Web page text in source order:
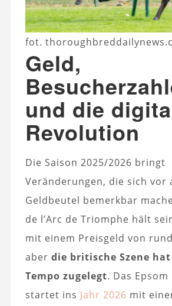
fot.
Geld,
und die
Revolution
Die Saison 2025/2026 bringt
Veränderungen, die sich vor
Geldbeutel bemerkbar
de l’Arc de Triomphe hält
mit einem Preisgeld von
aber die britische Szene
Tempo zugelegt. Das
startet ins Jahr 2026 mit